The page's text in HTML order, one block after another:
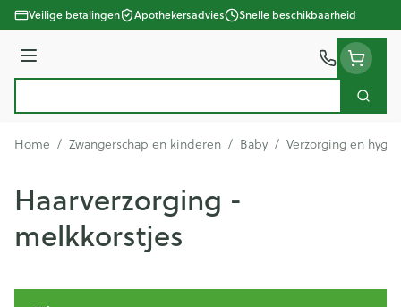
Ga naar de inhoud
Veilige betalingen Apothekersadvies Snelle beschikbaarheid
Menu
Zoek
Home / Zwangerschap en kinderen / Baby / Verzorging en
Haarverzorging -
melkkorstjes